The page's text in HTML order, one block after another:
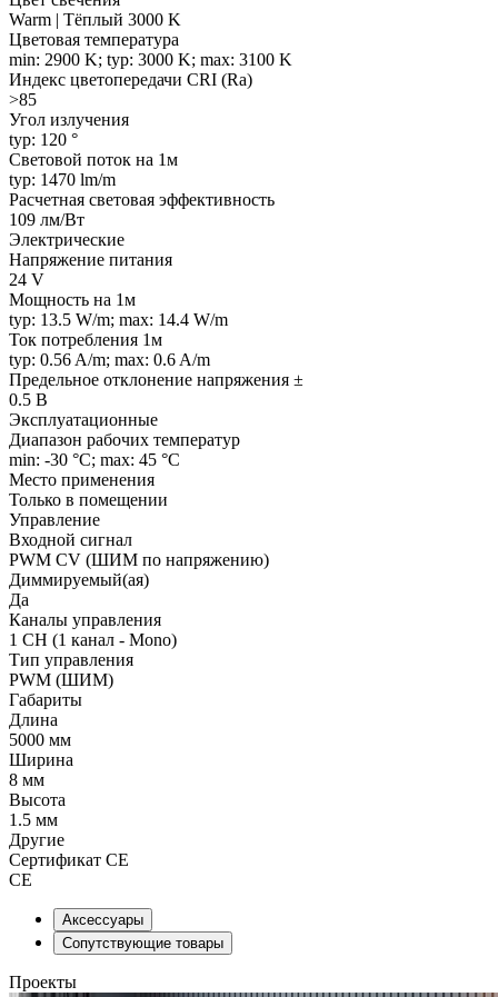
Warm | Тёплый 3000 K
Цветовая температура
min: 2900 K; typ: 3000 K; max: 3100 K
Индекс цветопередачи CRI (Ra)
>85
Угол излучения
typ: 120 °
Световой поток на 1м
typ: 1470 lm/m
Расчетная световая эффективность
109 лм/Вт
Электрические
Напряжение питания
24 V
Мощность на 1м
typ: 13.5 W/m; max: 14.4 W/m
Ток потребления 1м
typ: 0.56 A/m; max: 0.6 A/m
Предельное отклонение напряжения ±
0.5 В
Эксплуатационные
Диапазон рабочих температур
min: -30 °C; max: 45 °C
Место применения
Только в помещении
Управление
Входной сигнал
PWM СV (ШИМ по напряжению)
Диммируемый(ая)
Да
Каналы управления
1 CH (1 канал - Mono)
Тип управления
PWM (ШИМ)
Габариты
Длина
5000 мм
Ширина
8 мм
Высота
1.5 мм
Другие
Сертификат CE
CE
Аксессуары
Сопутствующие товары
Проекты